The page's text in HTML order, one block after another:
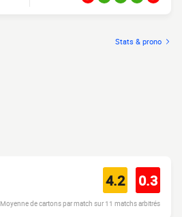
Stats & prono
4.2 0.3
Moyenne de cartons par match sur 11 matchs arbitrés